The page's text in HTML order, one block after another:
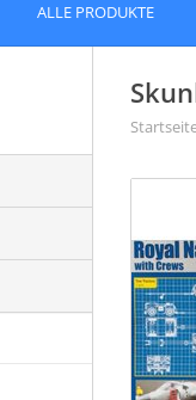
ALLE PRODUKTE